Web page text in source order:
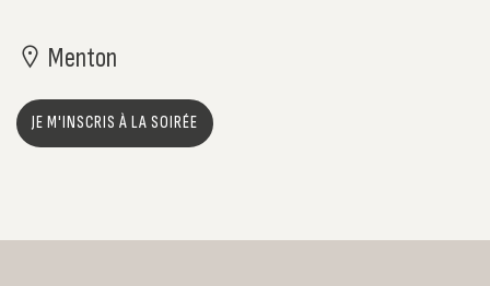
Menton
JE M'INSCRIS À LA SOIRÉE